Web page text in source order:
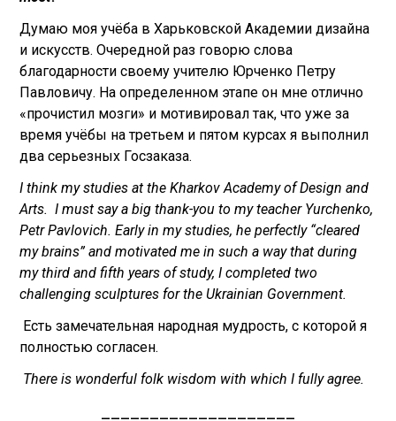
Думаю моя учёба в Харьковской Академии дизайна
и искусств. Очередной раз говорю слова
благодарности своему учителю Юрченко Петру
Павловичу. На определенном этапе он мне отлично
«прочистил мозги» и мотивировал так, что уже за
время учёбы на третьем и пятом курсах я выполнил
два серьезных Госзаказа.
I think my studies at the Kharkov Academy of Design and
Arts. I must say a big thank-you to my teacher Yurchenko,
Petr Pavlovich. Early in my studies, he perfectly “cleared
my brains” and motivated me in such a way that during
my third and fifth years of study, I completed two
challenging sculptures for the Ukrainian Government.
Есть замечательная народная мудрость, с которой я
полностью согласен.
There is wonderful folk wisdom with which I fully agree.